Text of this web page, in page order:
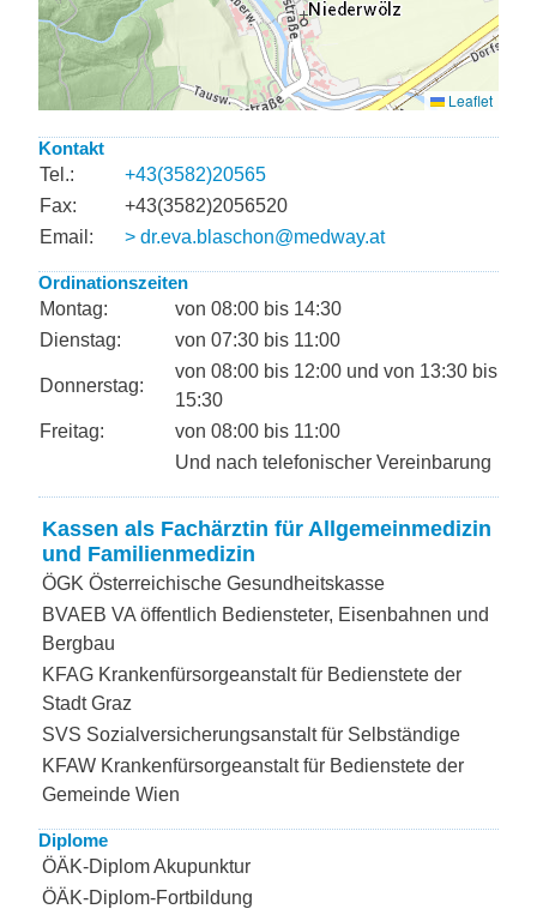
Kontakt
Tel.:
+43(3582)20565
Fax:
+43(3582)2056520
Email:
> dr.eva.blaschon@medway.at
Ordinationszeiten
Montag:
von 08:00 bis 14:30
Dienstag:
von 07:30 bis 11:00
Donnerstag:
von 08:00 bis 12:00 und von 13:30 bis
15:30
Freitag:
von 08:00 bis 11:00
Und nach telefonischer Vereinbarung
Kassen als Fachärztin für Allgemeinmedizin
und Familienmedizin
ÖGK Österreichische Gesundheitskasse
BVAEB VA öffentlich Bediensteter, Eisenbahnen und
Bergbau
KFAG Krankenfürsorgeanstalt für Bedienstete der
Stadt Graz
SVS Sozialversicherungsanstalt für Selbständige
KFAW Krankenfürsorgeanstalt für Bedienstete der
Gemeinde Wien
Diplome
ÖÄK-Diplom Akupunktur
ÖÄK-Diplom-Fortbildung